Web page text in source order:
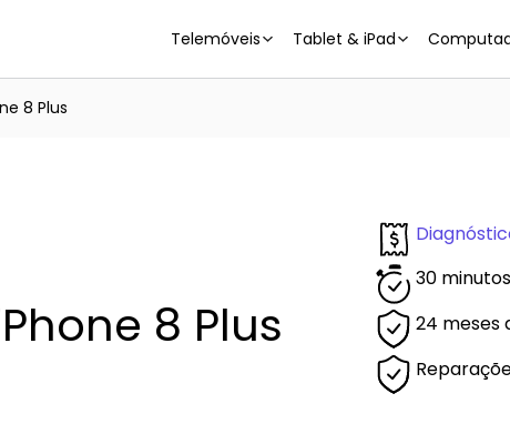
Telemóveis Tablet & iPad
8 Plus
8 Plus
30
24 meses